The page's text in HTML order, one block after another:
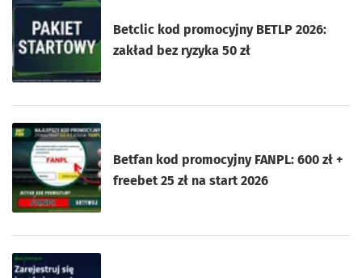
Betclic kod promocyjny BETLP 2026:
zakład bez ryzyka 50 zł
Betfan kod promocyjny FANPL: 600 zł +
freebet 25 zł na start 2026